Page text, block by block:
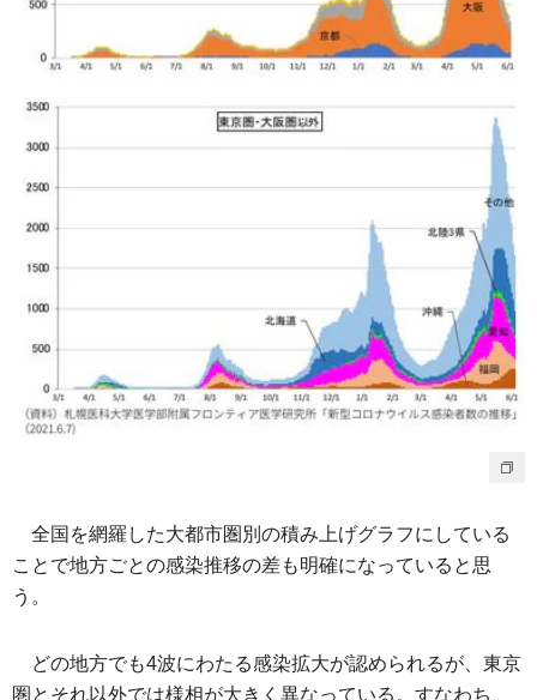
全国を網羅した大都市圏別の積み上げグラフにしている
ことで地方ごとの感染推移の差も明確になっていると思
う。
どの地方でも4波にわたる感染拡大が認められるが、東京
圏とそれ以外では様相が大きく異なっている。すなわち、